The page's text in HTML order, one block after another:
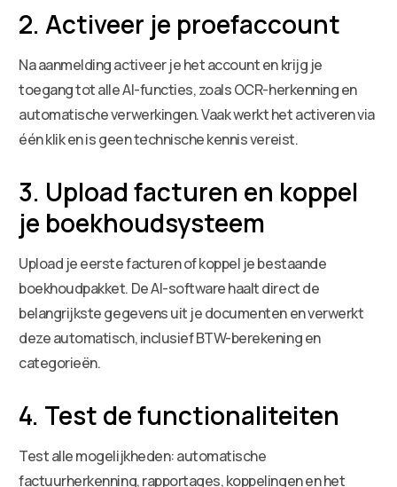
2. Activeer je proefaccount
Na aanmelding activeer je het account en krijg je
toegang tot alle AI-functies, zoals OCR-herkenning en
automatische verwerkingen. Vaak werkt het activeren via
één klik en is geen technische kennis vereist.
3. Upload facturen en koppel
je boekhoudsysteem
Upload je eerste facturen of koppel je bestaande
boekhoudpakket. De AI-software haalt direct de
belangrijkste gegevens uit je documenten en verwerkt
deze automatisch, inclusief BTW-berekening en
categorieën.
4. Test de functionaliteiten
Test alle mogelijkheden: automatische
factuurherkenning, rapportages, koppelingen en het